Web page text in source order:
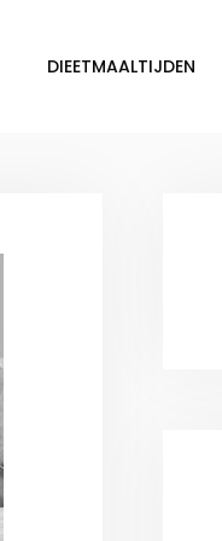
DIEETMAALTIJDEN